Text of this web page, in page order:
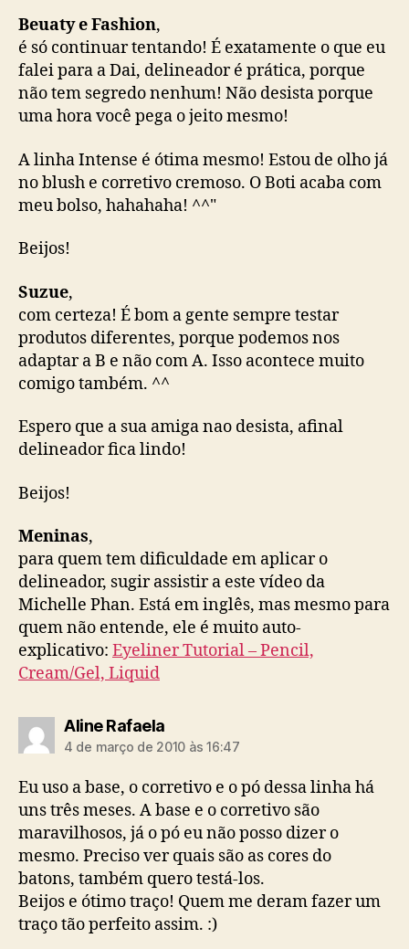
Beuaty e Fashion,
é só continuar tentando! É exatamente o que eu
falei para a Dai, delineador é prática, porque
não tem segredo nenhum! Não desista porque
uma hora você pega o jeito mesmo!
A linha Intense é ótima mesmo! Estou de olho já
no blush e corretivo cremoso. O Boti acaba com
meu bolso, hahahaha! ^^"
Beijos!
Suzue,
com certeza! É bom a gente sempre testar
produtos diferentes, porque podemos nos
adaptar a B e não com A. Isso acontece muito
comigo também. ^^
Espero que a sua amiga nao desista, afinal
delineador fica lindo!
Beijos!
Meninas,
para quem tem dificuldade em aplicar o
delineador, sugir assistir a este vídeo da
Michelle Phan. Está em inglês, mas mesmo para
quem não entende, ele é muito auto-
explicativo: Eyeliner Tutorial – Pencil,
Cream/Gel, Liquid
Aline Rafaeladiz:
4 de março de 2010 às 16:47
Eu uso a base, o corretivo e o pó dessa linha há
uns três meses. A base e o corretivo são
maravilhosos, já o pó eu não posso dizer o
mesmo. Preciso ver quais são as cores do
batons, também quero testá-los.
Beijos e ótimo traço! Quem me deram fazer um
traço tão perfeito assim. :)